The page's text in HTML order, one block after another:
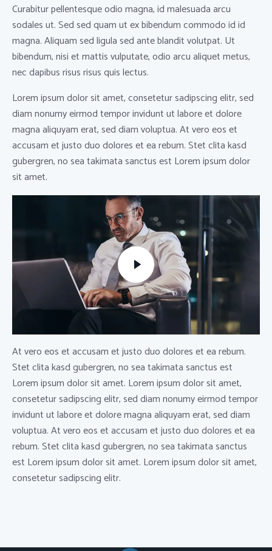
Curabitur pellentesque odio magna, id malesuada arcu
sodales ut. Sed sed quam ut ex bibendum commodo id id
magna. Aliquam sed ligula sed ante blandit volutpat. Ut
bibendum, nisi et mattis vulputate, odio arcu aliquet metus,
nec dapibus risus risus quis lectus.
Lorem ipsum dolor sit amet, consetetur sadipscing elitr, sed
diam nonumy eirmod tempor invidunt ut labore et dolore
magna aliquyam erat, sed diam voluptua. At vero eos et
accusam et justo duo dolores et ea rebum. Stet clita kasd
gubergren, no sea takimata sanctus est Lorem ipsum dolor
sit amet.
At vero eos et accusam et justo duo dolores et ea rebum.
Stet clita kasd gubergren, no sea takimata sanctus est
Lorem ipsum dolor sit amet. Lorem ipsum dolor sit amet,
consetetur sadipscing elitr, sed diam nonumy eirmod tempor
invidunt ut labore et dolore magna aliquyam erat, sed diam
voluptua. At vero eos et accusam et justo duo dolores et ea
rebum. Stet clita kasd gubergren, no sea takimata sanctus
est Lorem ipsum dolor sit amet. Lorem ipsum dolor sit amet,
consetetur sadipscing elitr.